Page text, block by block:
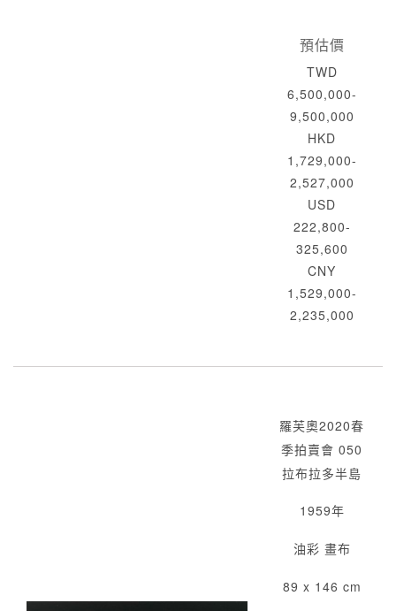
預估價
TWD
6,500,000-
9,500,000
HKD
1,729,000-
2,527,000
USD
222,800-
325,600
CNY
1,529,000-
2,235,000
羅芙奧2020春
季拍賣會 050
拉布拉多半島
1959年
油彩 畫布
89 x 146 cm